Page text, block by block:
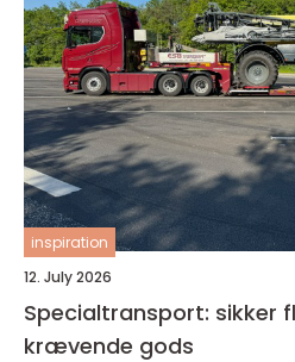
inspiration
12. July 2026
Specialtransport: sikker
krævende gods